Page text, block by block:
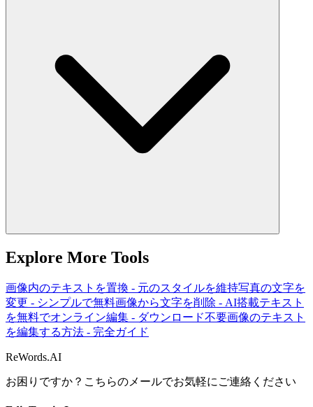
Explore More Tools
画像内のテキストを置換 - 元のスタイルを維持写真の文字を
変更 - シンプルで無料画像から文字を削除 - AI搭載テキスト
を無料でオンライン編集 - ダウンロード不要画像のテキスト
を編集する方法 - 完全ガイド
ReWords.AI
お困りですか？こちらのメールでお気軽にご連絡ください